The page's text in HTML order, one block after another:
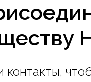
контакты,